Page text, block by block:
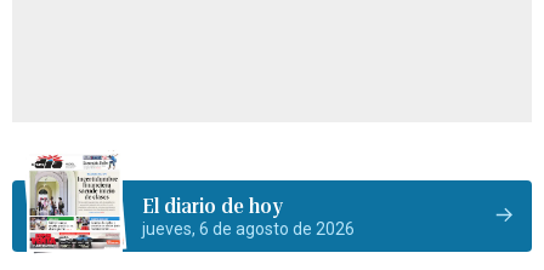
El diario de hoy
jueves, 6 de agosto de 2026